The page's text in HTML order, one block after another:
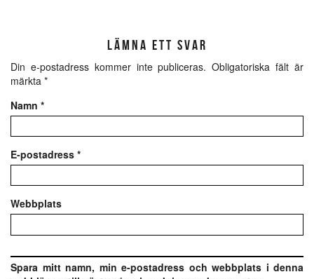
LÄMNA ETT SVAR
Din e-postadress kommer inte publiceras. Obligatoriska fält är
märkta *
Namn *
E-postadress *
Webbplats
Spara mitt namn, min e-postadress och webbplats i denna